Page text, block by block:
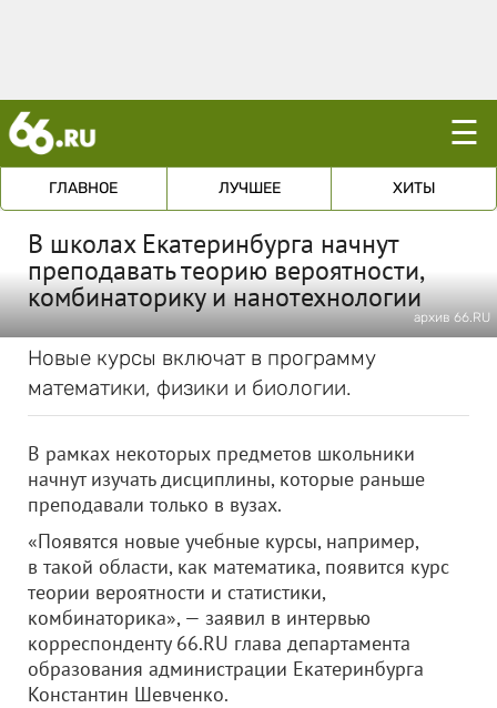
☰
ГЛАВНОЕ ЛУЧШЕЕ ХИТЫ
В школах Екатеринбурга начнут
преподавать теорию вероятности,
комбинаторику и нанотехнологии
архив 66.RU
Новые курсы включат в программу
математики, физики и биологии.
В рамках некоторых предметов школьники
начнут изучать дисциплины, которые раньше
преподавали только в вузах.
«Появятся новые учебные курсы, например,
в такой области, как математика, появится курс
теории вероятности и статистики,
комбинаторика», — заявил в интервью
корреспонденту 66.RU глава департамента
образования администрации Екатеринбурга
Константин Шевченко.